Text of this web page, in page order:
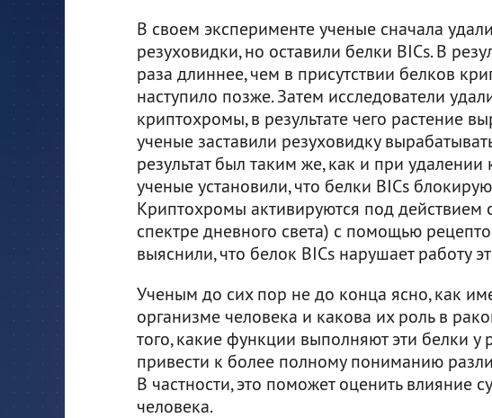
В своем эксперименте ученые сначала
резуховидки, но оставили белки BICs. В
раза длиннее, чем в присутствии белков
наступило позже. Затем исследователи
криптохромы, в результате чего растение
ученые заставили резуховидку
результат был таким же, как и при
ученые установили, что белки BICs
Криптохромы активируются под действием
спектре дневного света) с помощью
выяснили, что белок BICs нарушает работу
Ученым до сих пор не до конца ясно, как
организме человека и какова их роль в
того, какие функции выполняют эти белки у
привести к более полному пониманию
В частности, это поможет оценить влияние
человека.